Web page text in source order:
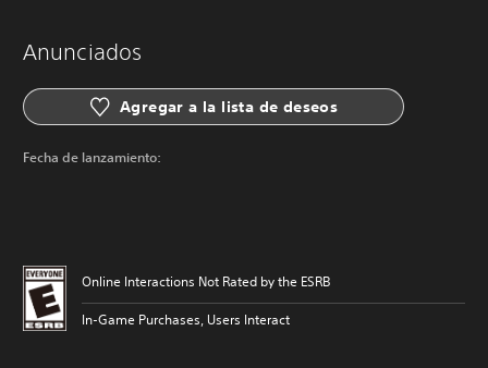
Anunciados
Agregar a la lista de deseos
Fecha de lanzamiento:
Online Interactions Not Rated by the ESRB
In-Game Purchases, Users Interact